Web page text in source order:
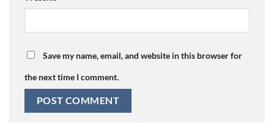
Save my name, email, and website in this browser for
the next time I comment.